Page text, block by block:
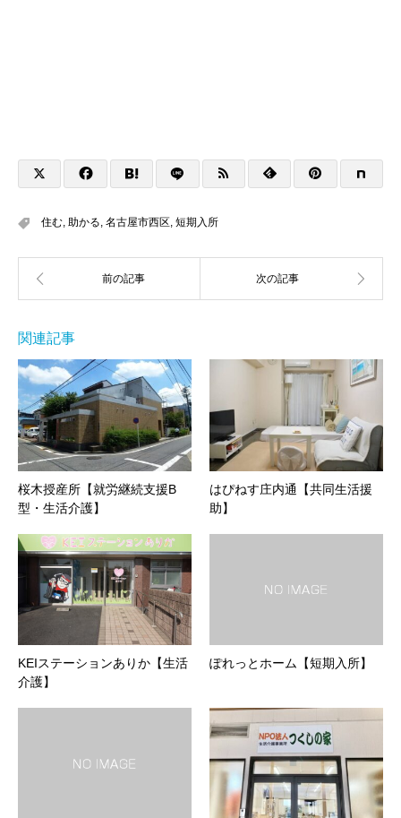
住む, 助かる, 名古屋市西区, 短期入所
関連記事
桜木授産所【就労継続支援B
型・生活介護】
はぴねす庄内通【共同生活援
助】
KEIステーションありか【生活
介護】
ぽれっとホーム【短期入所】